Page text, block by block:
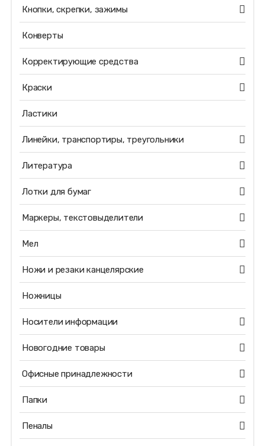
Кнопки, скрепки, зажимы
Конверты
Корректирующие средства
Краски
Ластики
Линейки, транспортиры, треугольники
Литература
Лотки для бумаг
Маркеры, текстовыделители
Мел
Ножи и резаки канцелярские
Ножницы
Носители информации
Новогодние товары
Офисные принадлежности
Папки
Пеналы